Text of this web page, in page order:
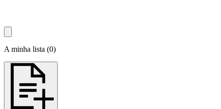
A minha lista (0)